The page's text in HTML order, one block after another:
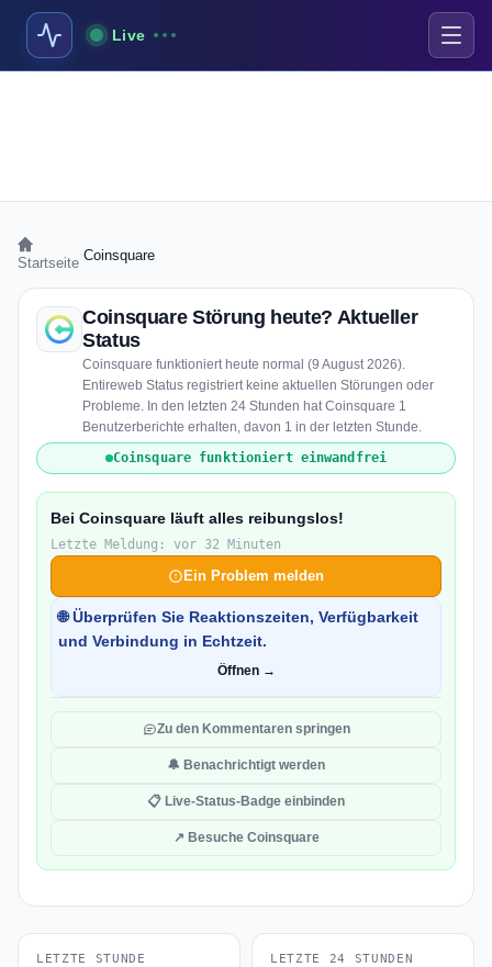
Live
Startseite Coinsquare
Coinsquare Störung heute? Aktueller
Status
Coinsquare funktioniert heute normal (9 August 2026).
Entireweb Status registriert keine aktuellen Störungen oder
Probleme. In den letzten 24 Stunden hat Coinsquare 1
Benutzerberichte erhalten, davon 1 in der letzten Stunde.
Coinsquare funktioniert einwandfrei
Bei Coinsquare läuft alles reibungslos!
Letzte Meldung: vor 32 Minuten
Ein Problem melden
🌐 Überprüfen Sie Reaktionszeiten, Verfügbarkeit
und Verbindung in Echtzeit.
Öffnen →
Zu den Kommentaren springen
🔔 Benachrichtigt werden
📋 Live-Status-Badge einbinden
↗ Besuche Coinsquare
LETZTE STUNDE LETZTE 24 STUNDEN